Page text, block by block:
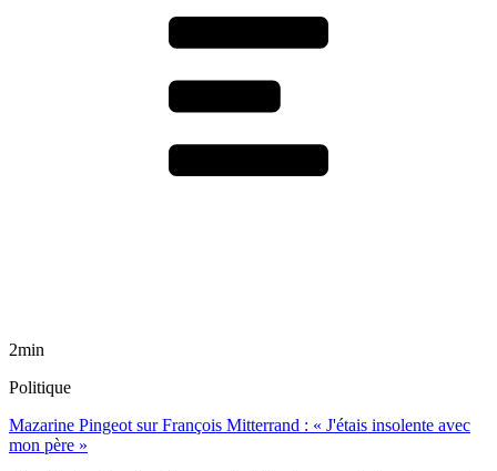
2min
Politique
Mazarine Pingeot sur François Mitterrand : « J'étais insolente avec
mon père »